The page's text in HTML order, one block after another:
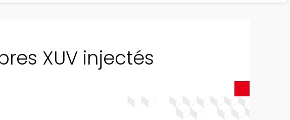
XUV injectés